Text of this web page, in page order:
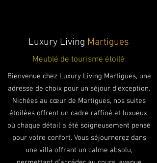
Luxury Living Martigues
Meublé de tourisme étoilé
Bienvenue chez Luxury Living Martigues, une
adresse de choix pour un séjour d'exception.
Nichées au cœur de Martigues, nos suites
étoilées offrent un cadre raffiné et luxueux,
où chaque détail a été soigneusement pensé
pour votre confort. Vous séjournerez dans
une villa offrant un calme absolu,